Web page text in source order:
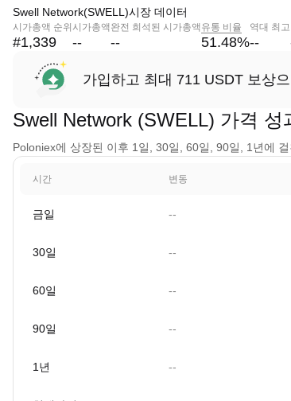
Swell Network(SWELL)시장 데이터
시가총액 순위
#1,339
시가총액
--
완전 희석된 시가총액
--
유통 비율
51.48%
역대 최고
--
가입하고 최대 711 USDT 보상으
Swell Network (SWELL) 가격 성
Poloniex에 상장된 이후 1일, 30일, 60일, 90일, 1년에
시간 변동
금일 --
30일 --
60일 --
90일 --
1년 --